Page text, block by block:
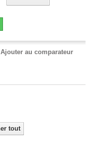
Ajouter au comparateur
tout